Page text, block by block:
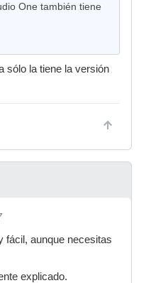
One también tiene
sólo la tiene la versión
fácil, aunque necesitas
explicado.